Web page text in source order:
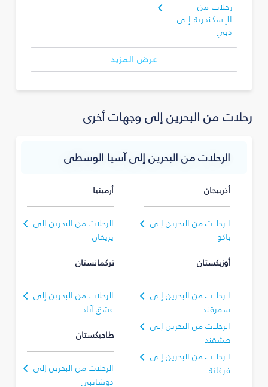
رحلات من
الإسكندرية إلى
دبي
عرض المزيد
رحلات من البحرين إلى وجهات أخرى
الرحلات من البحرين إلى آسيا الوسطى
أذربيجان
الرحلات من البحرين إلى
باكو
أرمينيا
الرحلات من البحرين إلى
يريفان
أوزبكستان
الرحلات من البحرين إلى
سمرقند
الرحلات من البحرين إلى
طشقند
الرحلات من البحرين إلى
فرغانة
تركمانستان
الرحلات من البحرين إلى
عشق آباد
طاجيكستان
الرحلات من البحرين إلى
دوشانبي